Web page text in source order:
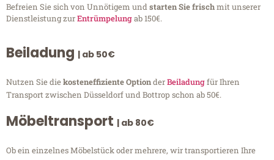
Befreien Sie sich von Unnötigem undstarten Sie frischmit unserer
Dienstleistung zurEntrümpelungab 150€.
Beiladung | ab 50€
Nutzen Sie diekosteneffiziente OptionderBeiladungfür Ihren
Transport zwischen Düsseldorf und Bottrop schon ab 50€.
Möbeltransport | ab 80€
Ob ein einzelnes Möbelstück oder mehrere, wir transportieren Ihre